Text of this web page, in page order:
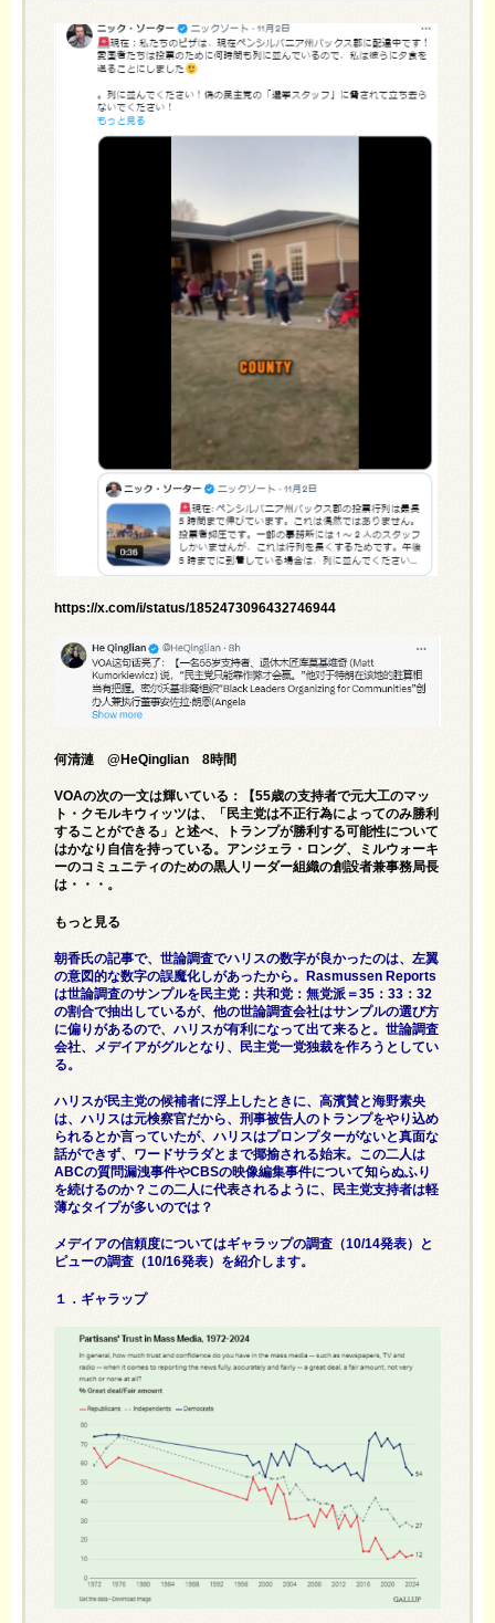
https://x.com/i/status/1852473096432746944
何清漣 @HeQinglian 8時間
VOAの次の一文は輝いている：【55歳の支持者で元大工のマッ
ト・クモルキウィッツは、「民主党は不正行為によってのみ勝利
することができる」と述べ、トランプが勝利する可能性について
はかなり自信を持っている。アンジェラ・ロング、ミルウォーキ
ーのコミュニティのための黒人リーダー組織の創設者兼事務局長
は・・・。
もっと見る
朝香氏の記事で、世論調査でハリスの数字が良かったのは、左翼
の意図的な数字の誤魔化しがあったから。Rasmussen Reports
は世論調査のサンプルを民主党：共和党：無党派＝35：33：32
の割合で抽出しているが、他の世論調査会社はサンプルの選び方
に偏りがあるので、ハリスが有利になって出て来ると。世論調査
会社、メデイアがグルとなり、民主党一党独裁を作ろうとしてい
る。
ハリスが民主党の候補者に浮上したときに、高濱賛と海野素央
は、ハリスは元検察官だから、刑事被告人のトランプをやり込め
られるとか言っていたが、ハリスはプロンプターがないと真面な
話ができず、ワードサラダとまで揶揄される始末。この二人は
ABCの質問漏洩事件やCBSの映像編集事件について知らぬふり
を続けるのか？この二人に代表されるように、民主党支持者は軽
薄なタイプが多いのでは？
メデイアの信頼度についてはギャラップの調査（10/14発表）と
ピューの調査（10/16発表）を紹介します。
１．ギャラップ